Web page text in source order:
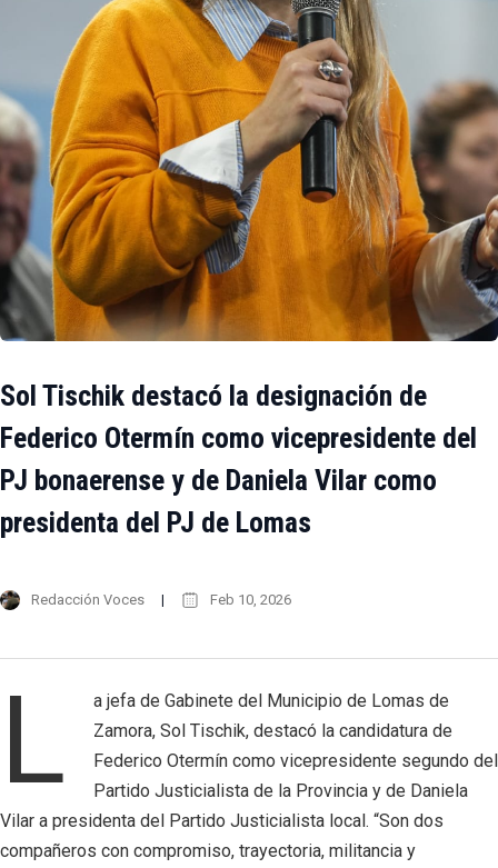
Sol Tischik destacó la designación de
Federico Otermín como vicepresidente del
PJ bonaerense y de Daniela Vilar como
presidenta del PJ de Lomas
Redacción Voces Feb 10, 2026
L
a jefa de Gabinete del Municipio de Lomas de
Zamora, Sol Tischik, destacó la candidatura de
Federico Otermín como vicepresidente segundo del
Partido Justicialista de la Provincia y de Daniela
Vilar a presidenta del Partido Justicialista local. “Son dos
compañeros con compromiso, trayectoria, militancia y